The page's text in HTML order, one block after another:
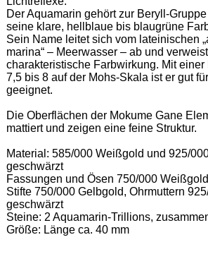
Der Aquamarin gehört zur Beryll-
seine klare, hellblaue bis blaugrüne
Sein Name leitet sich vom lateinischen
marina“ – Meerwasser – ab und
charakteristische Farbwirkung. Mit einer
7,5 bis 8 auf der Mohs-Skala ist er gut
geeignet.
Die Oberflächen der Mokume Gane
mattiert und zeigen eine feine Struktur.
Material: 585/000 Weißgold und 925/
geschwärzt
Fassungen und Ösen 750/000 Weißgold
Stifte 750/000 Gelbgold, Ohrmuttern
geschwärzt
Steine: 2 Aquamarin-Trillions,
Größe: Länge ca. 40 mm